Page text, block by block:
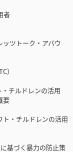
者
ツトーク・アバウ
）
チルドレンの活用
要
チルドレンの活用
基づく暴力の防止策